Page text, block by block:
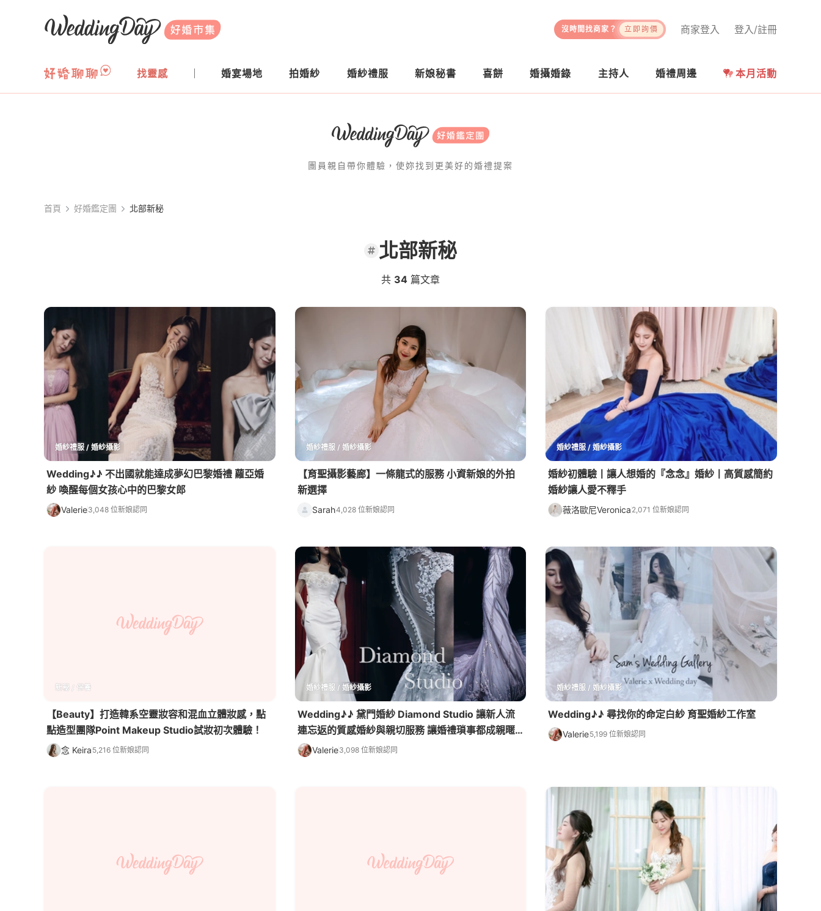
WeddingDay 好婚市集
登入/註冊
商家登入
沒時間找商家？ 立即詢價
找靈感 婚宴場地 拍婚紗 婚紗禮服 新娘秘書 喜餅 婚攝婚錄 主持人 婚禮周邊 本月活動
團員親自帶你體驗，使妳找到更美好的婚禮提案
首頁 好婚鑑定團 北部新秘
北部新秘
共 34 篇文章
婚紗禮服 / 婚紗攝影
Wedding♪♪ 不出國就能達成夢幻巴黎婚禮 蘿亞婚
紗 喚醒每個女孩心中的巴黎女郎
Valerie3,048 位新娘認同
婚紗禮服 / 婚紗攝影
【育聖攝影藝廊】一條龍式的服務 小資新娘的外拍
新選擇
Sarah4,028 位新娘認同
婚紗禮服 / 婚紗攝影
婚紗初體驗丨讓人想婚的『念念』婚紗丨高質感簡約
婚紗讓人愛不釋手
薇洛歐尼Veronica 2,071 位新娘認同
新秘 / 保養
【Beauty】打造韓系空靈妝容和混血立體妝感，點
點造型團隊Point Makeup Studio試妝初次體驗！
念 Keira 5,216 位新娘認同
婚紗禮服 / 婚紗攝影
Wedding♪♪ 黛門婚紗 Diamond Studio 讓新人流
連忘返的質感婚紗與親切服務 讓婚禮瑣事都成親暱
回憶♪Valerie3,098 位新娘認同
婚紗禮服 / 婚紗攝影
Wedding♪♪ 尋找你的命定白紗 育聖婚紗工作室
Valerie5,199 位新娘認同